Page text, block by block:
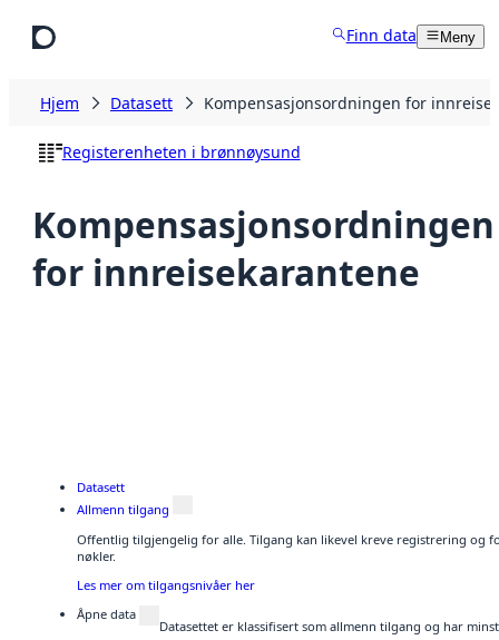
Finn data Meny
Hjem Datasett Kompensasjonsordningen for
Registerenheten i brønnøysund
Kompensasjonsordningen
for innreisekarantene
Datasett
Allmenn tilgang
Offentlig tilgjengelig for alle. Tilgang kan likevel kreve registrering og
nøkler.
Les mer om tilgangsnivåer her
Åpne data
Datasettet er klassifisert som allmenn tilgang og har